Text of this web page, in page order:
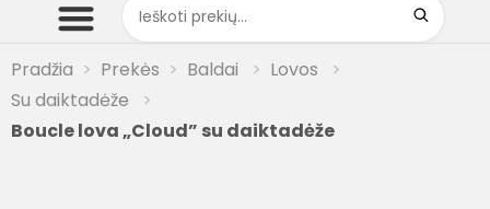
Pradžia Prekės Baldai
Lovos
Su daiktadėže
Boucle lova „Cloud” su daiktadėže